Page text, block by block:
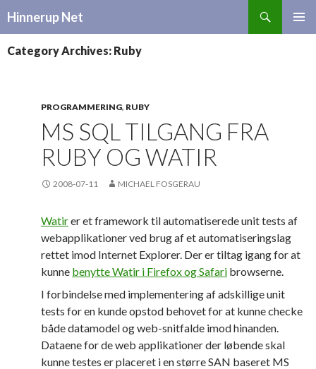
Hinnerup Net
CONTENT
Category Archives: Ruby
PROGRAMMERING, RUBY
MS SQL TILGANG FRA
RUBY OG WATIR
2008-07-11 MICHAEL FOSGERAU
Watirer et framework til automatiserede unit tests af
webapplikationer ved brug af et automatiseringslag
rettet imod Internet Explorer. Der er tiltag igang for at
kunne benytte Watir i Firefox og Safari browserne.
I forbindelse med implementering af adskillige unit
tests for en kunde opstod behovet for at kunne checke
både datamodel og web-snitfalde imod hinanden.
Dataene for de web applikationer der løbende skal
kunne testes er placeret i en større SAN baseret MS